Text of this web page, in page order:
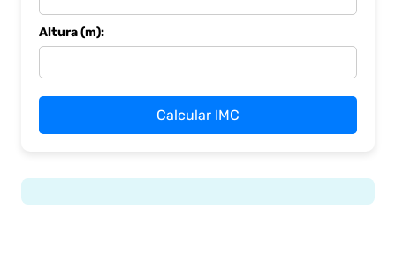
Altura (m):
Calcular IMC